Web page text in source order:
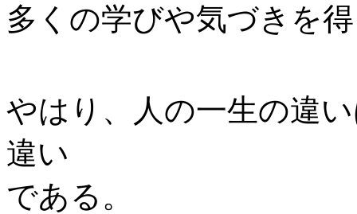
多くの学びや気づきを
やはり、人の一生の違
違い
である。